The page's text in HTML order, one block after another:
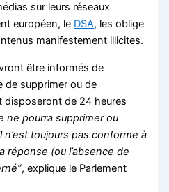
sur leurs réseaux
européen, le DSA, les oblige
manifestement illicites.
être informés de
de supprimer ou de
disposeront de 24 heures
ne pourra supprimer ou
n’est toujours pas conforme à
réponse (ou l’absence de
, explique le Parlement